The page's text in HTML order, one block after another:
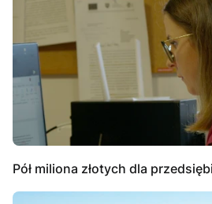
Pół miliona złotych dla